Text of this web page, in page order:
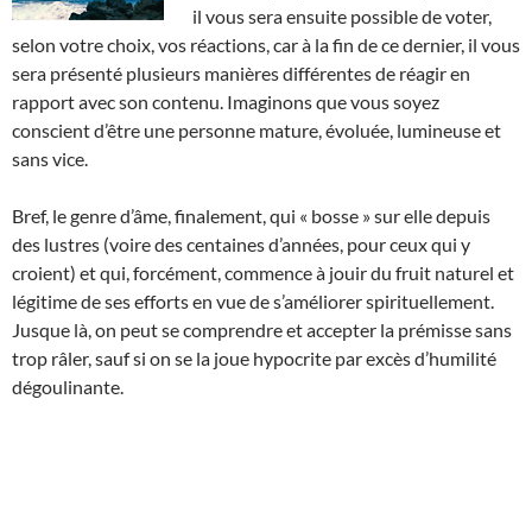
il vous sera ensuite possible de voter,
selon votre choix, vos réactions, car à la fin de ce dernier, il vous
sera présenté plusieurs manières différentes de réagir en
rapport avec son contenu. Imaginons que vous soyez
conscient d’être une personne mature, évoluée, lumineuse et
sans vice.
Bref, le genre d’âme, finalement, qui « bosse » sur elle depuis
des lustres (voire des centaines d’années, pour ceux qui y
croient) et qui, forcément, commence à jouir du fruit naturel et
légitime de ses efforts en vue de s’améliorer spirituellement.
Jusque là, on peut se comprendre et accepter la prémisse sans
trop râler, sauf si on se la joue hypocrite par excès d’humilité
dégoulinante.